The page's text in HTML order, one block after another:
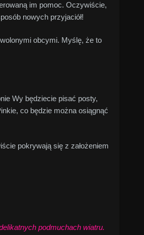
im pomoc. Oczywiście,
nowych przyjaciół!
obcymi. Myślę, że to
Wy będziecie pisać posty,
co będzie można osiągnąć
pokrywają się z założeniem
podmuchach wiatru.